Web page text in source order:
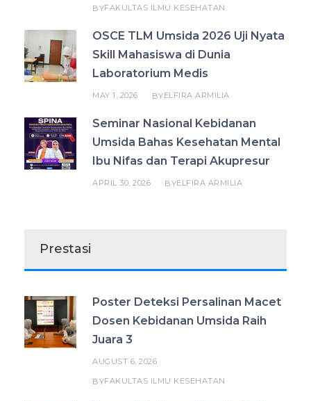
BYFAKULTAS ILMU KESEHATAN
OSCE TLM Umsida 2026 Uji Nyata
Skill Mahasiswa di Dunia
Laboratorium Medis
MAY 1, 2026 BYELFIRA ARMILIA
Seminar Nasional Kebidanan
Umsida Bahas Kesehatan Mental
Ibu Nifas dan Terapi Akupresur
APRIL 30, 2026 BYELFIRA ARMILIA
Prestasi
Poster Deteksi Persalinan Macet
Dosen Kebidanan Umsida Raih
Juara 3
AUGUST 6, 2026
BYFAKULTAS ILMU KESEHATAN